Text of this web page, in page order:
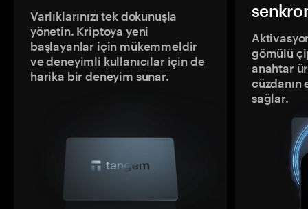
Varlıklarınızı tek dokunuşla
yönetin. Kriptoya yeni
başlayanlar için mükemmeldir
ve deneyimli kullanıcılar için de
harika bir deneyim sunar.
gömülü
anahtar
sağlar.